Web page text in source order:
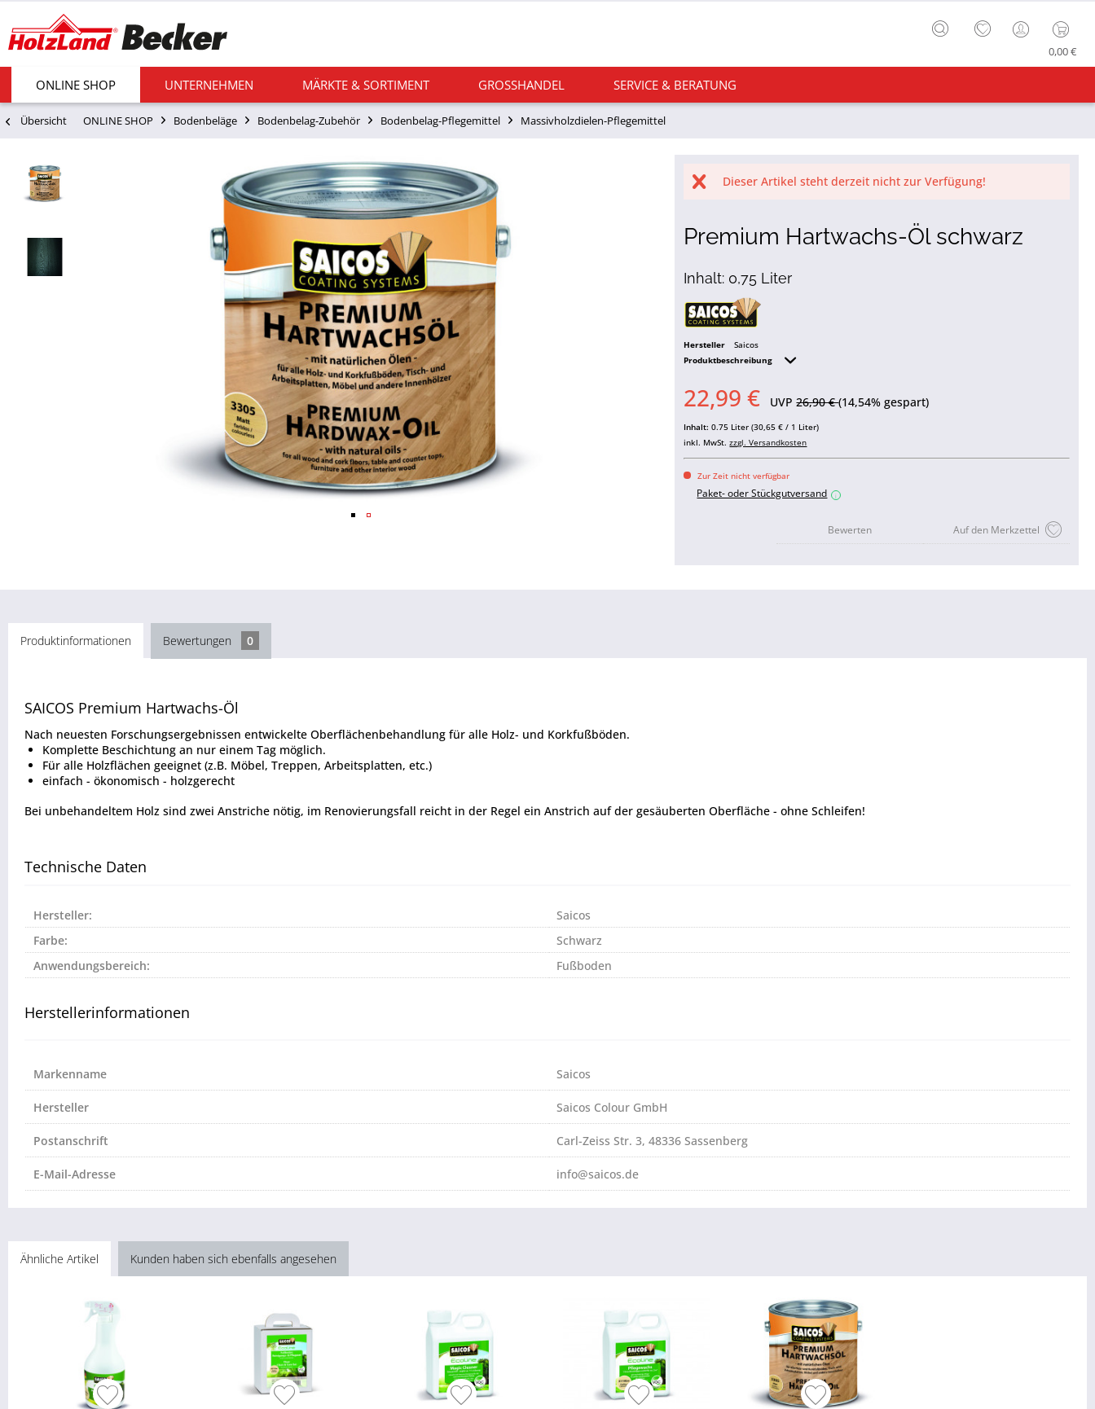
0,00 €
ONLINE SHOP UNTERNEHMEN MÄRKTE & SORTIMENT GROSSHANDEL SERVICE & BERATUNG
Übersicht ONLINE SHOP Bodenbeläge Bodenbelag-Zubehör Bodenbelag-Pflegemittel Massivholzdielen-Pflegemittel
Dieser Artikel steht derzeit nicht zur Verfügung!
Premium Hartwachs-Öl schwarz
Inhalt: 0,75 Liter
Hersteller
Saicos
Produktbeschreibung
22,99 € UVP26,90 €(14,54% gespart)
Inhalt:0.75 Liter (30,65 € / 1 Liter)
inkl. MwSt.zzgl. Versandkosten
Zur Zeit nicht verfügbar
Paket- oder Stückgutversand i
Auf den Merkzettel
Bewerten
Produktinformationen Bewertungen 0
SAICOS Premium Hartwachs-Öl
Nach neuesten Forschungsergebnissen entwickelte Oberflächenbehandlung für alle Holz- und Korkfußböden.
Komplette Beschichtung an nur einem Tag möglich.
Für alle Holzflächen geeignet (z.B. Möbel, Treppen, Arbeitsplatten, etc.)
einfach - ökonomisch - holzgerecht
Bei unbehandeltem Holz sind zwei Anstriche nötig, im Renovierungsfall reicht in der Regel ein Anstrich auf der gesäuberten Oberfläche - ohne Schleifen!
Technische Daten
Hersteller:
Saicos
Farbe:
Schwarz
Anwendungsbereich:
Fußboden
Herstellerinformationen
Markenname Saicos
Hersteller Saicos Colour GmbH
Postanschrift Carl-Zeiss Str. 3, 48336 Sassenberg
E-Mail-Adresse info@saicos.de
Ähnliche Artikel Kunden haben sich ebenfalls angesehen